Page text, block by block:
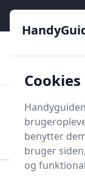
Søg nu
Søg nu
Cookies
benytter
bruger
og